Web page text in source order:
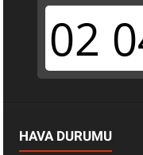
HAVA DURUMU